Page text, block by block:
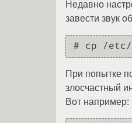
Недавно
завести звук
# cp /etc/
При попытке
злосчастный
Вот например: